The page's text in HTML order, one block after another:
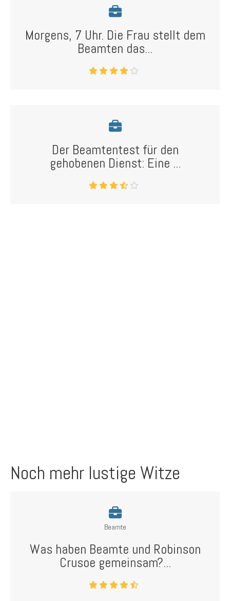
Morgens, 7 Uhr. Die Frau stellt dem
Beamten das...
Der Beamtentest für den
gehobenen Dienst: Eine ...
Noch mehr lustige Witze
Beamte
Was haben Beamte und Robinson
Crusoe gemeinsam?...